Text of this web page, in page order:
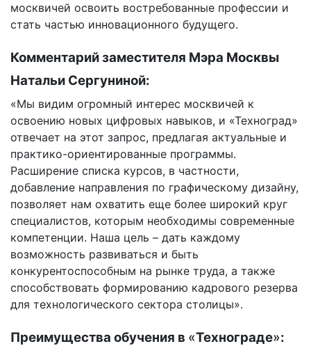
москвичей освоить востребованные профессии и
стать частью инновационного будущего.
Комментарий заместителя Мэра Москвы
Натальи Сергуниной:
«Мы видим огромный интерес москвичей к
освоению новых цифровых навыков, и «Техноград»
отвечает на этот запрос, предлагая актуальные и
практико-ориентированные программы.
Расширение списка курсов, в частности,
добавление направления по графическому дизайну,
позволяет нам охватить еще более широкий круг
специалистов, которым необходимы современные
компетенции. Наша цель – дать каждому
возможность развиваться и быть
конкурентоспособным на рынке труда, а также
способствовать формированию кадрового резерва
для технологического сектора столицы».
Преимущества обучения в «Технограде»: